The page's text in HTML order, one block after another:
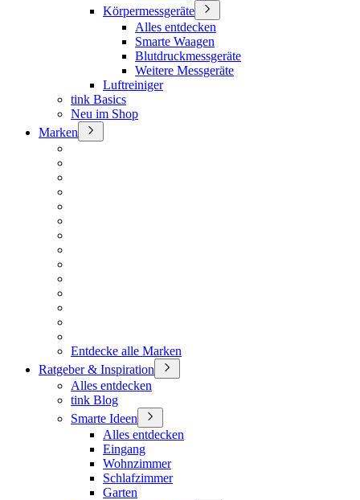
Körpermessgeräte
Alles entdecken
Smarte Waagen
Blutdruckmessgeräte
Weitere Messgeräte
Luftreiniger
tink Basics
Neu im Shop
Marken
Entdecke alle Marken
Ratgeber & Inspiration
Alles entdecken
tink Blog
Smarte Ideen
Alles entdecken
Eingang
Wohnzimmer
Schlafzimmer
Garten